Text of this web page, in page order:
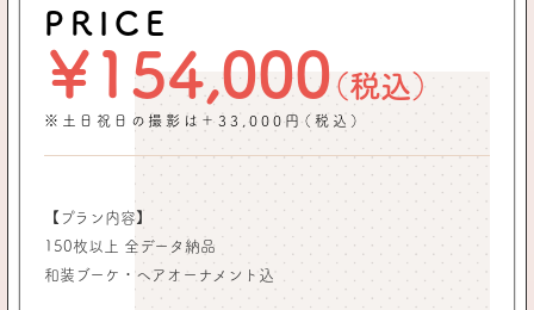
PRICE
￥154,000（税込）
※土日祝日の撮影は＋33,000円（税込）